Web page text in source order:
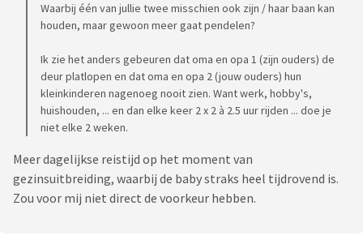
Waarbij één van jullie twee misschien ook zijn / haar baan kan
houden, maar gewoon meer gaat pendelen?
Ik zie het anders gebeuren dat oma en opa 1 (zijn ouders) de
deur platlopen en dat oma en opa 2 (jouw ouders) hun
kleinkinderen nagenoeg nooit zien. Want werk, hobby's,
huishouden, ... en dan elke keer 2 x 2 à 2.5 uur rijden ... doe je
niet elke 2 weken.
Meer dagelijkse reistijd op het moment van
gezinsuitbreiding, waarbij de baby straks heel tijdrovend is.
Zou voor mij niet direct de voorkeur hebben.